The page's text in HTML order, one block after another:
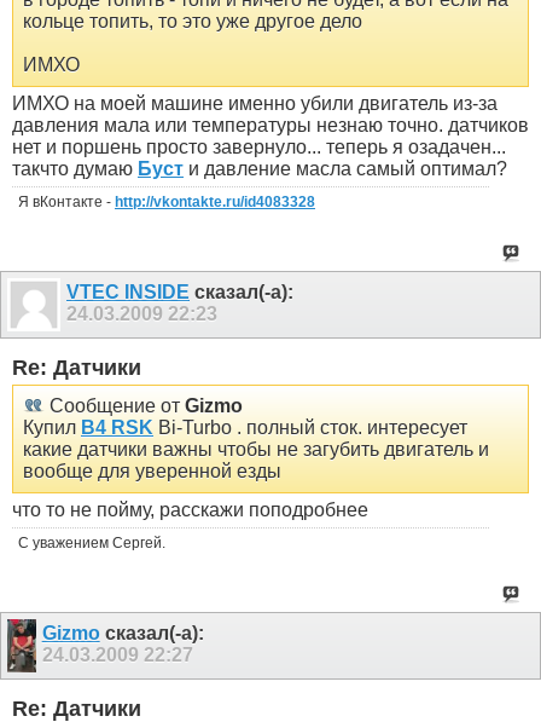
кольце топить, то это уже другое дело
ИМХО
ИМХО на моей машине именно убили двигатель из-за
давления мала или температуры незнаю точно. датчиков
нет и поршень просто завернуло... теперь я озадачен...
такчто думаю Буст и давление масла самый оптимал?
Я вКонтакте - http://vkontakte.ru/id4083328
VTEC INSIDE сказал(-а):
24.03.2009 22:23
Re: Датчики
Сообщение от Gizmo
Купил B4 RSK Bi-Turbo . полный сток. интересует
какие датчики важны чтобы не загубить двигатель и
вообще для уверенной езды
что то не пойму, расскажи поподробнее
С уважением Сергей.
Gizmoсказал(-а):
24.03.2009 22:27
Re: Датчики